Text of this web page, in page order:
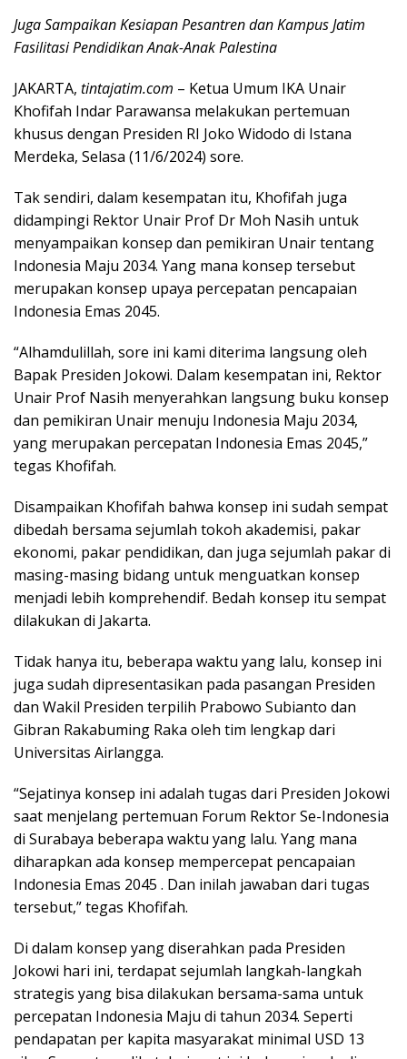
Juga Sampaikan Kesiapan Pesantren dan Kampus Jatim
Fasilitasi Pendidikan Anak-Anak Palestina
JAKARTA, tintajatim.com – Ketua Umum IKA Unair
Khofifah Indar Parawansa melakukan pertemuan
khusus dengan Presiden RI Joko Widodo di Istana
Merdeka, Selasa (11/6/2024) sore.
Tak sendiri, dalam kesempatan itu, Khofifah juga
didampingi Rektor Unair Prof Dr Moh Nasih untuk
menyampaikan konsep dan pemikiran Unair tentang
Indonesia Maju 2034. Yang mana konsep tersebut
merupakan konsep upaya percepatan pencapaian
Indonesia Emas 2045.
“Alhamdulillah, sore ini kami diterima langsung oleh
Bapak Presiden Jokowi. Dalam kesempatan ini, Rektor
Unair Prof Nasih menyerahkan langsung buku konsep
dan pemikiran Unair menuju Indonesia Maju 2034,
yang merupakan percepatan Indonesia Emas 2045,”
tegas Khofifah.
Disampaikan Khofifah bahwa konsep ini sudah sempat
dibedah bersama sejumlah tokoh akademisi, pakar
ekonomi, pakar pendidikan, dan juga sejumlah pakar di
masing-masing bidang untuk menguatkan konsep
menjadi lebih komprehendif. Bedah konsep itu sempat
dilakukan di Jakarta.
Tidak hanya itu, beberapa waktu yang lalu, konsep ini
juga sudah dipresentasikan pada pasangan Presiden
dan Wakil Presiden terpilih Prabowo Subianto dan
Gibran Rakabuming Raka oleh tim lengkap dari
Universitas Airlangga.
“Sejatinya konsep ini adalah tugas dari Presiden Jokowi
saat menjelang pertemuan Forum Rektor Se-Indonesia
di Surabaya beberapa waktu yang lalu. Yang mana
diharapkan ada konsep mempercepat pencapaian
Indonesia Emas 2045 . Dan inilah jawaban dari tugas
tersebut,” tegas Khofifah.
Di dalam konsep yang diserahkan pada Presiden
Jokowi hari ini, terdapat sejumlah langkah-langkah
strategis yang bisa dilakukan bersama-sama untuk
percepatan Indonesia Maju di tahun 2034. Seperti
pendapatan per kapita masyarakat minimal USD 13